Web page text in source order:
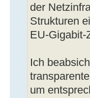
der
Strukturen
EU-Gigabit-
Ich
um